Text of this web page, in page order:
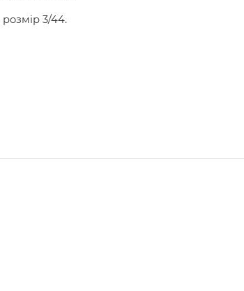
розмір 3/44.